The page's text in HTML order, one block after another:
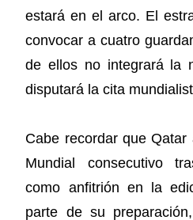
estará en el arco. El
convocar a cuatro
de ellos no integrará la
disputará la cita
Cabe recordar que
Mundial consecutivo
como anfitrión en la
parte de su